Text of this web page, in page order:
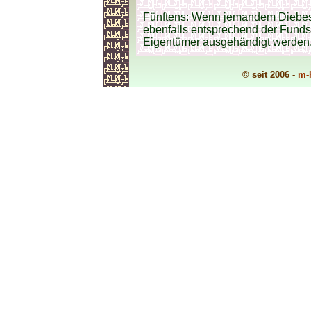
Fünftens: Wenn jemandem
ebenfalls entsprechend der
Eigentümer ausgehändigt
© seit 2006 - m-